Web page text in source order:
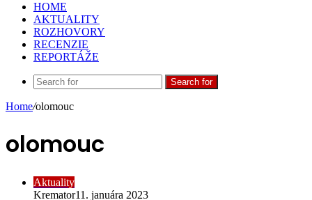
HOME
AKTUALITY
ROZHOVORY
RECENZIE
REPORTÁŽE
Search for
Home/olomouc
olomouc
Aktuality
Kremator11. januára 2023